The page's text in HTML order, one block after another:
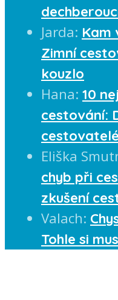
Jarda: Kam
Zimní
kouzlo
Hana: 10
cestování:
Eliška
chyb při
zkušení
Valach:
Tohle si